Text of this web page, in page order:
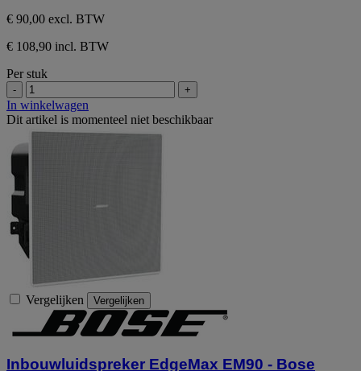
€ 90,00 excl. BTW
€ 108,90 incl. BTW
Per stuk
- +
In winkelwagen
Dit artikel is momenteel niet beschikbaar
Vergelijken Vergelijken
Inbouwluidspreker EdgeMax EM90 - Bose